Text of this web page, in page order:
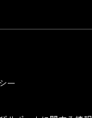
ー